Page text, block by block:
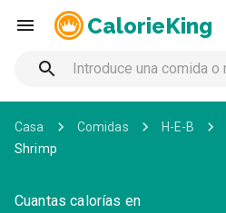
CalorieKing
Casa Comidas H-E-B
Shrimp
Cuantas calorías en